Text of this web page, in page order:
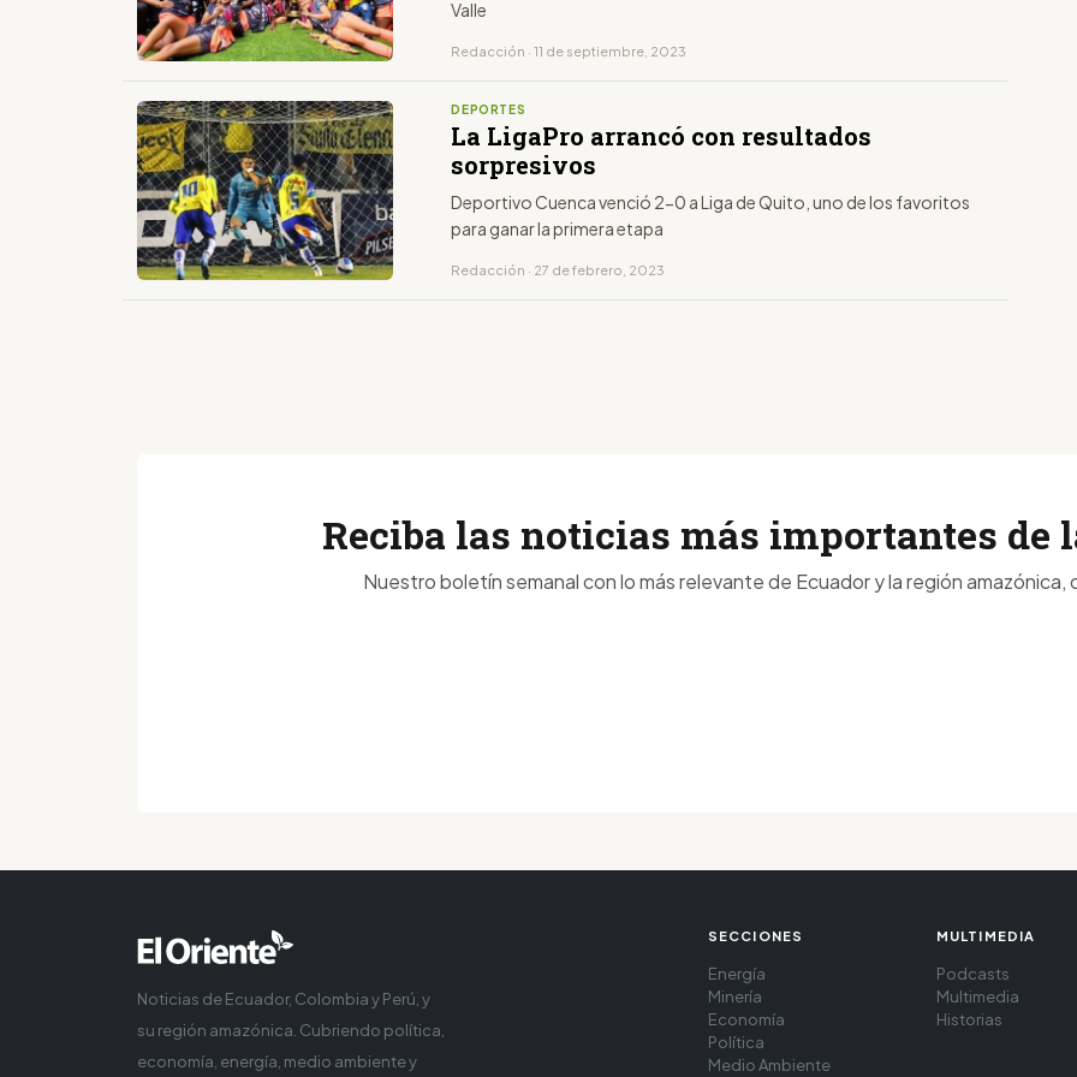
Valle
Redacción · 11 de septiembre, 2023
DEPORTES
La LigaPro arrancó con resultados
sorpresivos
Deportivo Cuenca venció 2-0 a Liga de Quito, uno de los favoritos
para ganar la primera etapa
Redacción · 27 de febrero, 2023
Reciba las noticias más importantes de
Nuestro boletín semanal con lo más relevante de Ecuador y la región amazónica,
Noticias de Ecuador, Colombia y Perú, y
su región amazónica. Cubriendo política,
economía, energía, medio ambiente y
SECCIONES
Energía
Minería
Economía
Política
Medio Ambiente
MULTIMEDIA
Podcasts
Multimedia
Historias